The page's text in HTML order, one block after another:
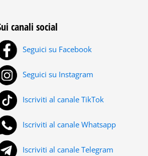
canali social
Seguici su Facebook
Seguici su Instagram
Iscriviti al canale TikTok
Iscriviti al canale Whatsapp
Iscriviti al canale Telegram